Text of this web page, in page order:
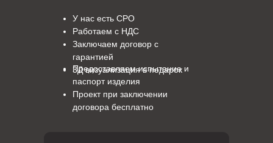
Предоставляем испытание и
паспорт изделия
Проект при заключении
договора бесплатно
У нас есть СРО
Работаем с НДС
Заключаем договор с
гарантией
3Д визуализация в подарок